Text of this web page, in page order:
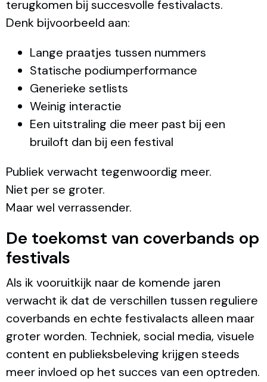
terugkomen bij succesvolle festivalacts.
Denk bijvoorbeeld aan:
Lange praatjes tussen nummers
Statische podiumperformance
Generieke setlists
Weinig interactie
Een uitstraling die meer past bij een
bruiloft dan bij een festival
Publiek verwacht tegenwoordig meer.
Niet per se groter.
Maar wel verrassender.
De toekomst van coverbands op
festivals
Als ik vooruitkijk naar de komende jaren
verwacht ik dat de verschillen tussen reguliere
coverbands en echte festivalacts alleen maar
groter worden. Techniek, social media, visuele
content en publieksbeleving krijgen steeds
meer invloed op het succes van een optreden.